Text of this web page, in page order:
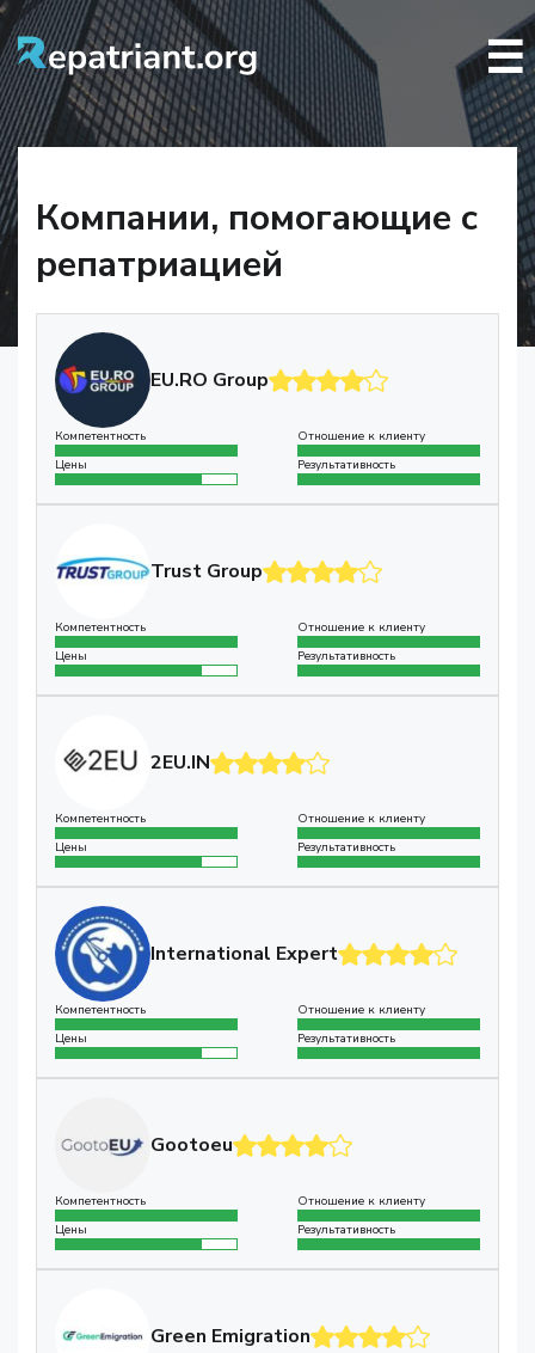
☰
Компании, помогающие с
репатриацией
EU.RO Group
Компетентность
Отношение к клиенту
Цены
Результативность
Trust Group
Компетентность
Отношение к клиенту
Цены
Результативность
2EU.IN
Компетентность
Отношение к клиенту
Цены
Результативность
International Expert
Компетентность
Отношение к клиенту
Цены
Результативность
Gootoeu
Компетентность
Отношение к клиенту
Цены
Результативность
Green Emigration